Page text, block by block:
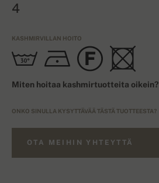
4
KASHMIRVILLAN HOITO
Miten hoitaa kashmirtuotteita oikein?
ONKO SINULLA KYSYTTÄVÄÄ TÄSTÄ TUOTTEESTA?
OTA MEIHIN YHTEYTTÄ